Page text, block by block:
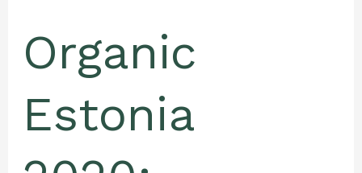
Organic
Estonia
d`Or,
ühisturundus,
mahekampaania